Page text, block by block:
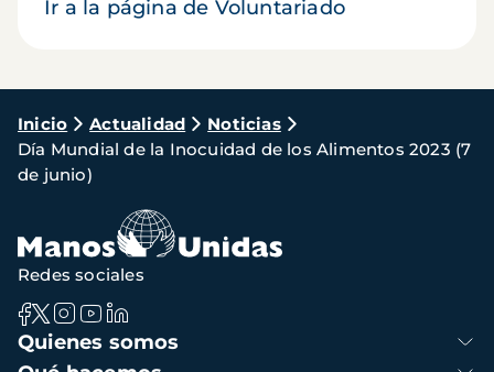
Ir a la página de Voluntariado
Ruta
de
navegación
Inicio Actualidad
Noticias
Día Mundial de la Inocuidad de los Alimentos 2023 (7
de junio)
Navegación
principal
Quienes somos
Redes sociales